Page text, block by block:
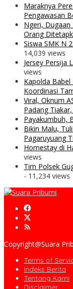
Maraknya
Pengawasan
Ngeri, Dugaan
Orang
Siswa SMK N
14,039 views
Jersey Persija
views
Kapolda Babel
Koordinasi
Viral, Oknum
Padang
Payakumbuh,
Bikin Malu,
Pagaruyuang
Homestay di
views
Tim Polsek
- 11,234 views
Copyright@Suara
Terms of
Indeks Berita
Tentang Kami
Disclaimer